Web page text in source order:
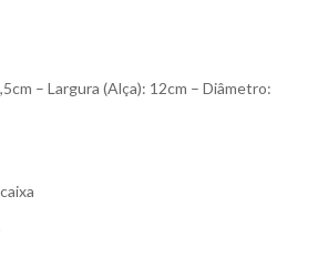
– Largura (Alça): 12cm – Diâmetro: